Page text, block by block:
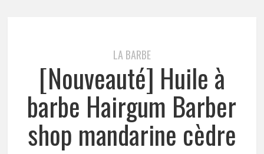
LA BARBE
[Nouveauté] Huile à
barbe Hairgum Barber
shop mandarine cèdre